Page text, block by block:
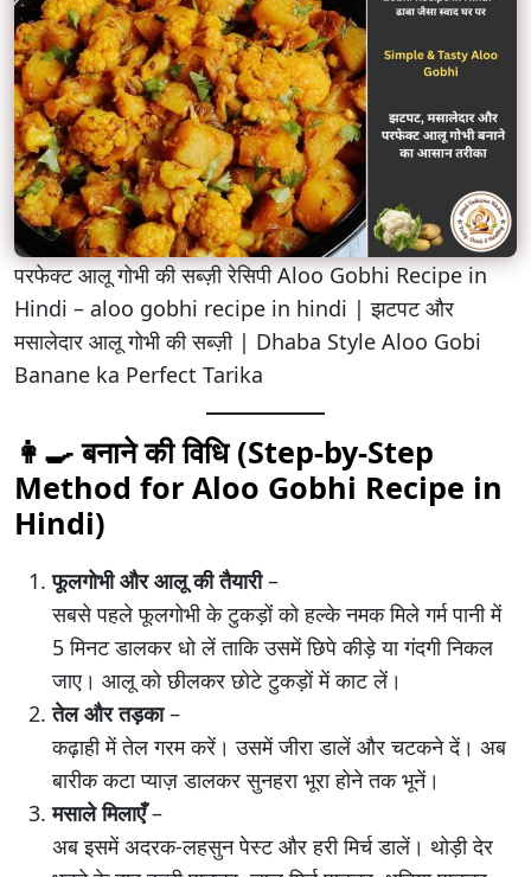
परफेक्ट आलू गोभी की सब्ज़ी रेसिपी Aloo Gobhi Recipe in
Hindi – aloo gobhi recipe in hindi | झटपट और
मसालेदार आलू गोभी की सब्ज़ी | Dhaba Style Aloo Gobi
Banane ka Perfect Tarika
👩‍🍳 बनाने की विधि (Step-by-Step
Method for Aloo Gobhi Recipe in
Hindi)
फूलगोभी और आलू की तैयारी–
सबसे पहले फूलगोभी के टुकड़ों को हल्के नमक मिले गर्म पानी में
5 मिनट डालकर धो लें ताकि उसमें छिपे कीड़े या गंदगी निकल
जाए। आलू को छीलकर छोटे टुकड़ों में काट लें।
तेल और तड़का–
कढ़ाही में तेल गरम करें। उसमें जीरा डालें और चटकने दें। अब
बारीक कटा प्याज़ डालकर सुनहरा भूरा होने तक भूनें।
मसाले मिलाएँ–
अब इसमें अदरक-लहसुन पेस्ट और हरी मिर्च डालें। थोड़ी देर